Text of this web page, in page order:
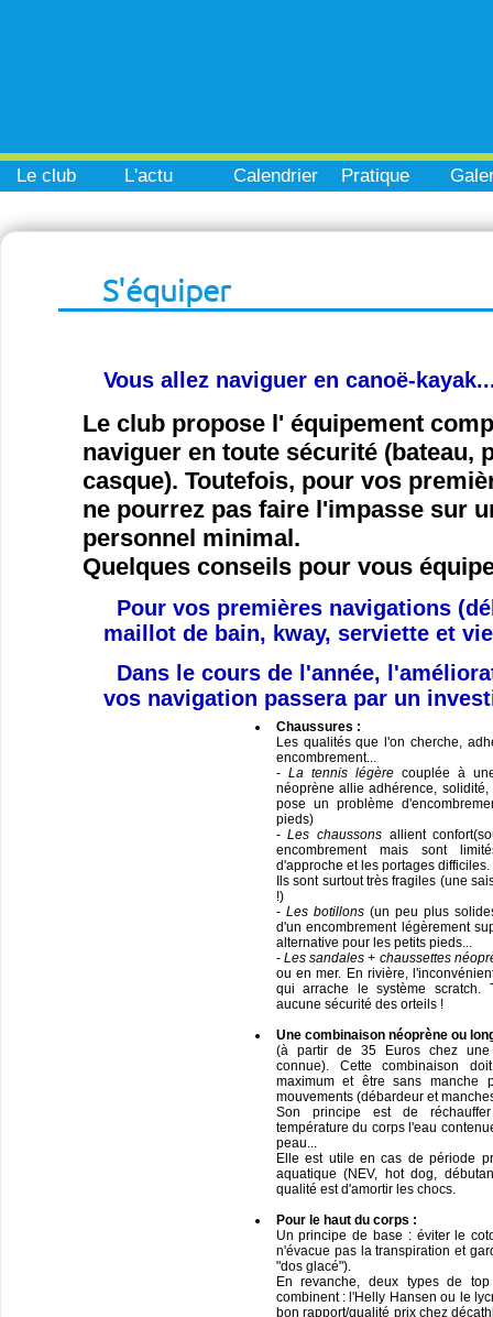
Le club L'actu Calendrier Pratique
S'équiper
Vous allez naviguer en canoë-
Le club propose l' équipement
naviguer en toute sécurité (bateau,
casque). Toutefois, pour vos
ne pourrez pas faire l'impasse sur
personnel minimal.
Quelques conseils pour vous
Pour vos premières navigations
maillot de bain, kway, serviette et
Dans le cours de l'année,
vos navigation passera par un
Chaussures :
Les qualités que l'on cherche,
encombrement...
- La tennis légère couplée à
néoprène allie adhérence, solidité,
pose un problème
pieds)
-Les chaussons allient
encombrement mais sont
d'approche et les portages difficiles.
Ils sont surtout très fragiles (une
!)
- Les botillons(un peu plus
d'un encombrement légèrement
alternative pour les petits pieds...
- Les sandales + chaussettes
ou en mer. En rivière,
qui arrache le système scratch.
aucune sécurité des orteils !
Une combinaison néoprène ou
(à partir de 35 Euros chez
connue). Cette combinaison
maximum et être sans manche
mouvements (débardeur et
Son principe est de
température du corps l'eau
peau...
Elle est utile en cas de période
aquatique (NEV, hot dog,
qualité est d'amortir les chocs.
Pour le haut du corps :
Un principe de base : éviter le
n'évacue pas la transpiration et
"dos glacé").
En revanche, deux types de
combinent : l'Helly Hansen ou le
bon rapport/qualité prix chez